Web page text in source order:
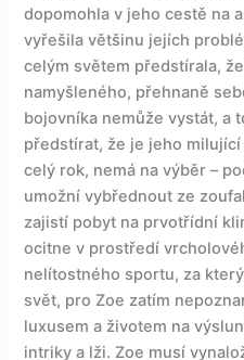
dopomohla v jeho cestě na
vyřešila většinu jejích
celým světem předstírala,
namyšleného, přehnaně
bojovníka nemůže vystát, a
předstírat, že je jeho
celý rok, nemá na výběr –
umožní vybřednout ze
zajistí pobyt na prvotřídní
ocitne v prostředí
nelítostného sportu, za
svět, pro Zoe zatím
luxusem a životem na
intriky a lži. Zoe musí